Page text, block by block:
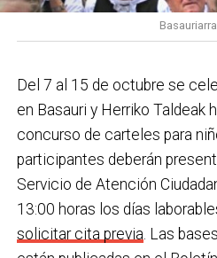
Del 7 al 15 de octubre se
en Basauri y Herriko Taldeak
concurso de carteles para
participantes deberán
Servicio de Atención
13:00 horas los días
solicitar cita previa . Las